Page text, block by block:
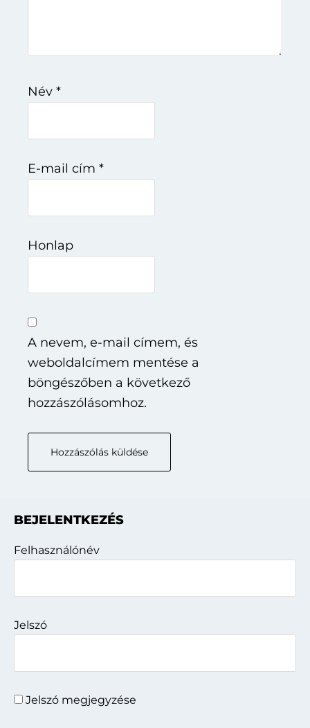
Név *
E-mail cím *
Honlap
A nevem, e-mail címem, és
weboldalcímem mentése a
böngészőben a következő
hozzászólásomhoz.
Elsődleges
oldalsáv
BEJELENTKEZÉS
Felhasználónév
Jelszó
Jelszó megjegyzése